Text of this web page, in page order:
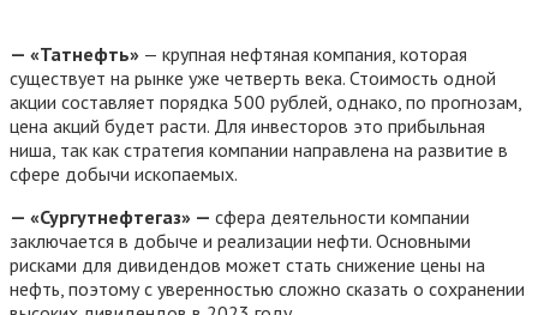
— «Татнефть» — крупная нефтяная компания, которая
существует на рынке уже четверть века. Стоимость одной
акции составляет порядка 500 рублей, однако, по прогнозам,
цена акций будет расти. Для инвесторов это прибыльная
ниша, так как стратегия компании направлена на развитие в
сфере добычи ископаемых.
— «Сургутнефтегаз» — сфера деятельности компании
заключается в добыче и реализации нефти. Основными
рисками для дивидендов может стать снижение цены на
нефть, поэтому с уверенностью сложно сказать о сохранении